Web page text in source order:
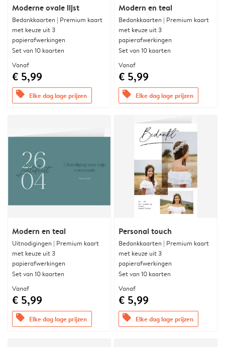
Moderne ovale lijst
Bedankkaarten | Premium kaart
met keuze uit 3
papierafwerkingen
Set van 10 kaarten
Vanaf
€ 5,99
offers Elke dag lage prijzen
Modern en teal
Bedankkaarten | Premium kaart
met keuze uit 3
papierafwerkingen
Set van 10 kaarten
Vanaf
€ 5,99
offers Elke dag lage prijzen
Modern en teal
Uitnodigingen | Premium kaart
met keuze uit 3
papierafwerkingen
Set van 10 kaarten
Vanaf
€ 5,99
offers Elke dag lage prijzen
Personal touch
Bedankkaarten | Premium kaart
met keuze uit 3
papierafwerkingen
Set van 10 kaarten
Vanaf
€ 5,99
offers Elke dag lage prijzen